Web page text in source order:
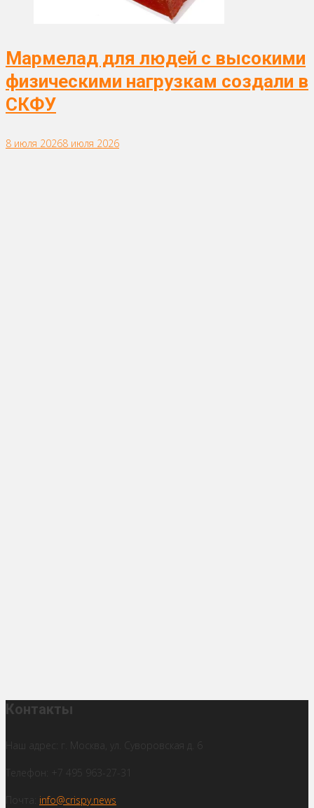
Мармелад для людей с высокими
физическими нагрузкам создали в
СКФУ
8 июля 20268 июля 2026
Контакты
Наш адрес: г. Москва, ул. Суворовская д. 6
Телефон: +7 495 963-27-31
Почта: info@crispy.news